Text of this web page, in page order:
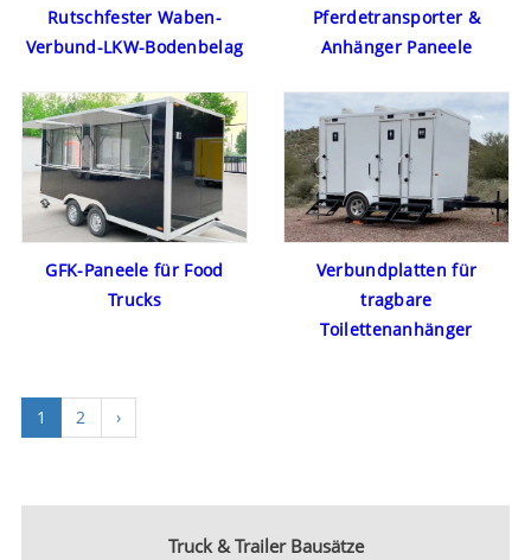
Rutschfester Waben-
Verbund-LKW-Bodenbelag
Pferdetransporter &
Anhänger Paneele
GFK-Paneele für Food
Trucks
Verbundplatten für
tragbare
Toilettenanhänger
1 2 ›
Truck & Trailer Bausätze